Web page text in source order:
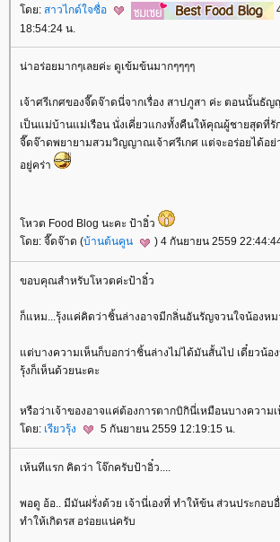
ดย: สาวไกด์ใจซื่อ
18:54:24 น.
น่าอร่อยมากๆเลยค่ะ ดูเข้มข้นมากๆๆๆๆ
เจ้าศรีเกศของจี๊ดจ๊าดนี่จากเรื่อง สาปภูสา ค่ะ ตอนนั้นธัญ
เป็นแม่บ้านแม่เรือน นั่งเคี่ยวแกงทั้งคืนให้คุณผู้ชายสุดที่รั
จี๊ดจ๊าดพยายามสวมวิญญาณเจ้าศรีเกศ แต่จะอร่อยได้อย่
อยู่คร่า
หวต Food Blog นะคะ ป้าอิ๋ว
ดย: จี๊ดจ๊าด (บ้านต้นคูน ) 4 กันยายน 2559
ขอบคุณสำหรับโหวตค่ะป้าอิ๋ว
ก็แหม...รุ้งแค่คิดว่าชิ้นล่างอาจมีกลิ่นอันรัญจวนใจน้องห
ต่บางความเห็นก็บอกว่าชิ้นล่างไม่ได้มันสั้นไป เดี๋ยวน้อ
รุ้งก็เห็นด้วยนะคะ
หรือว่าเจ้าของอาจแค่ต้องการตากบิกินี่เหมือนบางความ
ดย: เรียวรุ้ง 5 กันยายน 2559 12:19:15 น.
เห้นทีแรก คิดว่า โจ๊กครับป้าอิ๋ว....
พอดู อ้อ.. มีมันฝรั่งด้วย เจ้านี่เองที่ ทำให้ข้น ส่วนประกอบ
ทำให้เกิดรส อร่อยแน่ครับ